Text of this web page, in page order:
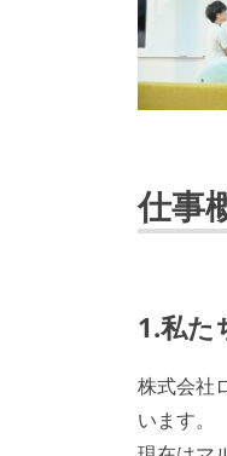
仕事
1.私た
株式会社
います。